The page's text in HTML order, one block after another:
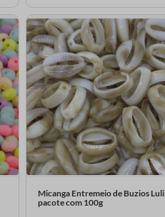
Micanga Entremeio de Buzios Luli
pacote com 100g